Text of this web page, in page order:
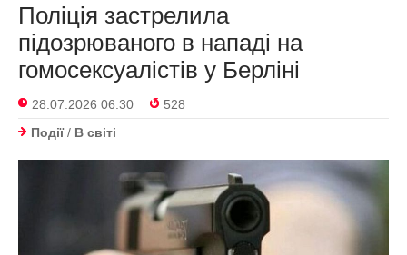
Поліція застрелила
підозрюваного в нападі на
гомосексуалістів у Берліні
28.07.2026 06:30
528
Події/ В світі